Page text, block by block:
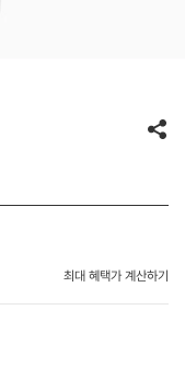
최대 혜택가 계산하기